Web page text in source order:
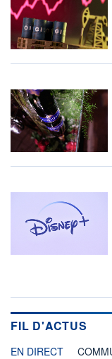
FIL D'ACTUS
EN DIRECT